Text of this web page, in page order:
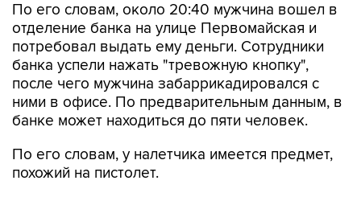
По его словам, около 20:40 мужчина вошел в
отделение банка на улице Первомайская и
потребовал выдать ему деньги. Сотрудники
банка успели нажать "тревожную кнопку",
после чего мужчина забаррикадировался с
ними в офисе. По предварительным данным, в
банке может находиться до пяти человек.
По его словам, у налетчика имеется предмет,
похожий на пистолет.